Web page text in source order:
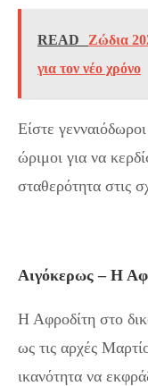
READ
Ζώδια
για τον νέο χρόνο
Είστε
ώριμοι για να
σταθερότητα στις
Αιγόκερως – Η
Η Αφροδίτη στο
ως τις αρχές
ικανότητα να